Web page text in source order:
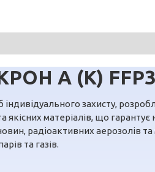
А (К)
захисту,
матеріалів, що
радіоактивних аерозолів та
та газів.